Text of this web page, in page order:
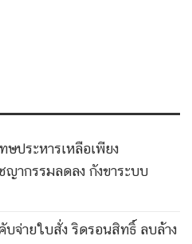
ษประหารเหลือเพียง
ากรรมลดลง กังขาระบบ
จ่ายใบสั่ง ริดรอนสิทธิ์ ลบล้าง